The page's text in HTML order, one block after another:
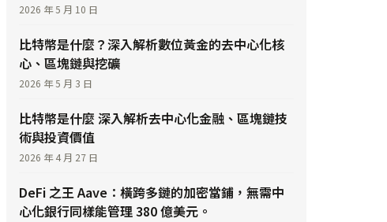
2026 年 5 月 10 日
比特幣是什麼？深入解析數位黃金的去中心化核
心、區塊鏈與挖礦
2026 年 5 月 3 日
比特幣是什麼 深入解析去中心化金融、區塊鏈技
術與投資價值
2026 年 4 月 27 日
DeFi 之王 Aave：橫跨多鏈的加密當鋪，無需中
心化銀行同樣能管理 380 億美元。